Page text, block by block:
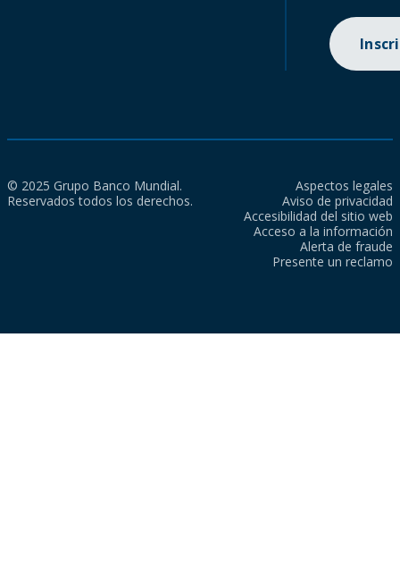
© 2025 Grupo Banco Mundial.
Reservados todos los derechos.
Aspectos legales
Aviso de privacidad
Accesibilidad del sitio web
Acceso a la información
Alerta de fraude
Presente un reclamo